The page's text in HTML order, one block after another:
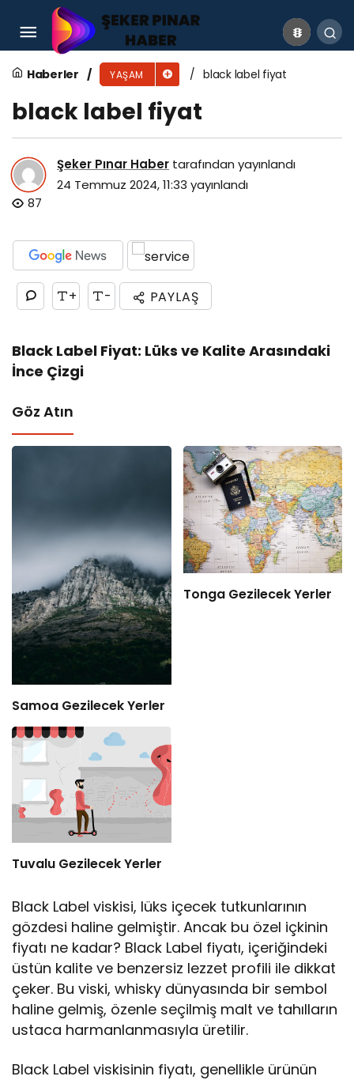
Haberler YAŞAM black label fiyat
black label fiyat
Şeker Pınar Haber tarafından yayınlandı
24 Temmuz 2024, 11:33 yayınlandı
87
+ - PAYLAŞ
Black Label Fiyat: Lüks ve Kalite Arasındaki
İnce Çizgi
Göz Atın
Samoa Gezilecek Yerler
Tonga Gezilecek Yerler
Tuvalu Gezilecek Yerler
Black Label viskisi, lüks içecek tutkunlarının
gözdesi haline gelmiştir. Ancak bu özel içkinin
fiyatı ne kadar? Black Label fiyatı, içeriğindeki
üstün kalite ve benzersiz lezzet profili ile dikkat
çeker. Bu viski, whisky dünyasında bir sembol
haline gelmiş, özenle seçilmiş malt ve tahılların
ustaca harmanlanmasıyla üretilir.
Black Label viskisinin fiyatı, genellikle ürünün
Kamorlar Gezilecek Yerler